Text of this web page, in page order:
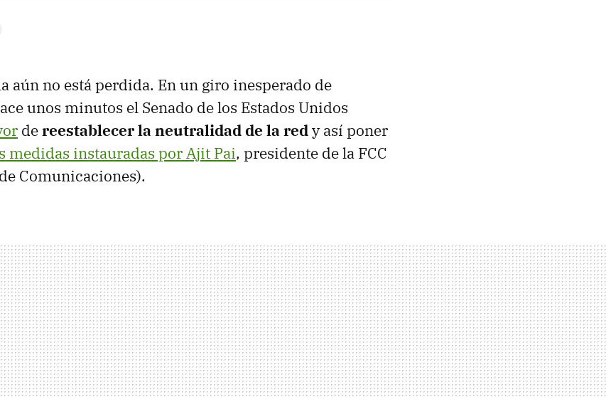
aún no está perdida. En un giro inesperado de
unos minutos el Senado de los Estados Unidos
dereestablecer la neutralidad de la redy así poner
medidas instauradas por Ajit Pai, presidente de la FCC
Comunicaciones).